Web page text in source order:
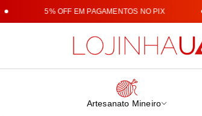
5% OFF EM PAGAMENTOS NO PIX
Artesanato Mineiro